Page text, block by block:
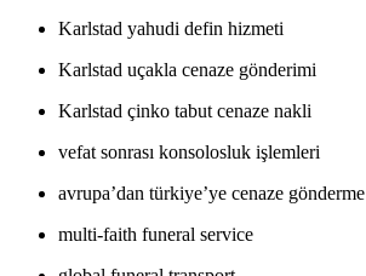
Karlstad yahudi defin hizmeti
Karlstad uçakla cenaze gönderimi
Karlstad çinko tabut cenaze nakli
vefat sonrası konsolosluk işlemleri
avrupa’dan türkiye’ye cenaze gönderme
multi-faith funeral service